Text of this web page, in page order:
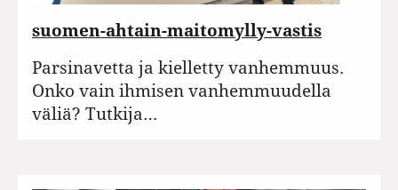
suomen-ahtain-maitomylly-vastis
Parsinavetta ja kielletty vanhemmuus.
Onko vain ihmisen vanhemmuudella
väliä? Tutkija…